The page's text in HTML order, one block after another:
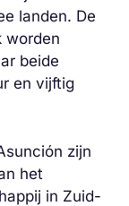
landen. De
worden
beide
en vijftig
zijn
het
in Zuid-